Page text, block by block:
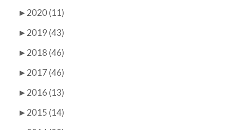
► 2020 (11)
► 2019 (43)
► 2018 (46)
► 2017 (46)
► 2016 (13)
► 2015 (14)